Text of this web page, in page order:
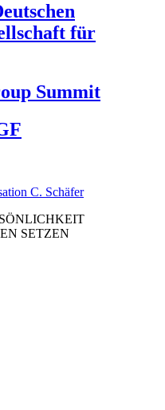
für
Summit
SETZEN